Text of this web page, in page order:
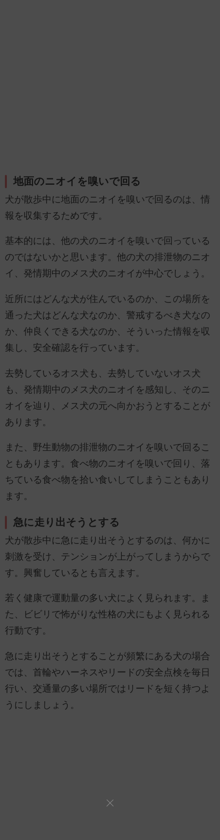
地面のニオイを嗅いで回る
犬が散歩中に地面のニオイを嗅いで回るのは、情
報を収集するためです。
基本的には、他の犬のニオイを嗅いで回っている
のではないかと思います。他の犬の排泄物のニオ
イ、発情期中のメス犬のニオイが中心でしょう。
近所にはどんな犬が住んでいるのか、この場所を
通った犬はどんな犬なのか、警戒するべき犬なの
か、仲良くできる犬なのか、そういった情報を収
集し、安全確認を行っています。
去勢しているオス犬も、去勢していないオス犬
も、発情期中のメス犬のニオイを感知し、そのニ
オイを辿り、メス犬の元へ向かおうとすることが
あります。
また、野生動物の排泄物のニオイを嗅いで回るこ
ともあります。食べ物のニオイを嗅いで回り、落
ちている食べ物を拾い食いしてしまうこともあり
ます。
急に走り出そうとする
犬が散歩中に急に走り出そうとするのは、何かに
刺激を受け、テンションが上がってしまうからで
す。興奮しているとも言えます。
若く健康で運動量の多い犬によく見られます。ま
た、ビビリで怖がりな性格の犬にもよく見られる
行動です。
急に走り出そうとすることが頻繁にある犬の場合
では、首輪やハーネスやリードの安全点検を毎日
行い、交通量の多い場所ではリードを短く持つよ
うにしましょう。